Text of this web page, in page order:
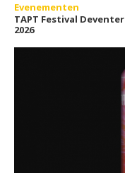
Evenementen
TAPT Festival Deventer
2026